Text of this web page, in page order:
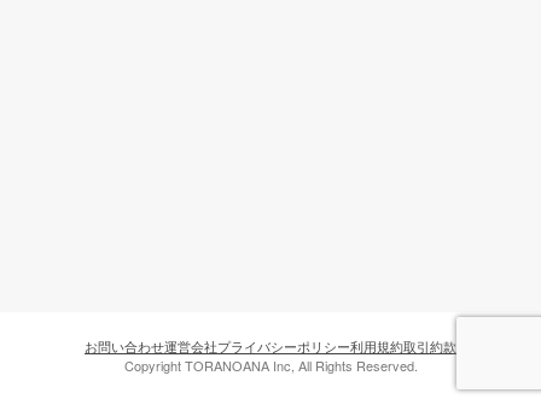
お問い合わせ運営会社プライバシーポリシー利用規約取引約款
Copyright TORANOANA Inc, All Rights Reserved.